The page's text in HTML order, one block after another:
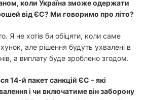
коли Україна зможе одержати
від ЄС? Ми говоримо про літо?
Я не хотів би обіцяти, коли саме
але рішення будуть ухвалені в
а виплату буде зроблено згодом.
14-й пакет санкцій ЄС – які
і чи включатиме він заборону